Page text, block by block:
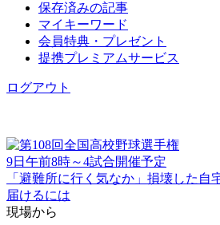
保存済みの記事
マイキーワード
会員特典・プレゼント
提携プレミアムサービス
ログアウト
9日午前8時～4試合開催予定
「避難所に行く気なか」損壊した自
届けるには
現場から